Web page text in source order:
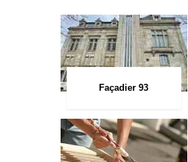
Façadier 93